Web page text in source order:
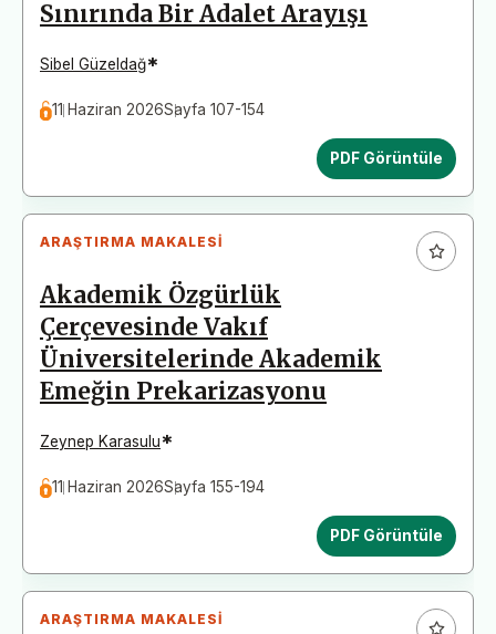
Sınırında Bir Adalet Arayışı
Sibel Güzeldağ*
11 Haziran 2026Sayfa 107-154
PDF Görüntüle
ARAŞTIRMA MAKALESI
Akademik Özgürlük
Çerçevesinde Vakıf
Üniversitelerinde Akademik
Emeğin Prekarizasyonu
Zeynep Karasulu*
11 Haziran 2026Sayfa 155-194
PDF Görüntüle
ARAŞTIRMA MAKALESI